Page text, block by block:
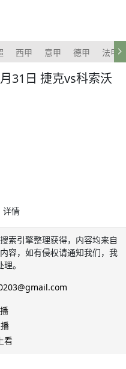
西甲 意甲 德甲 法甲
31日 捷克vs科索沃
详情
索引擎整理获得，内容均来自
容，如有侵权请通知我们，我
。
看